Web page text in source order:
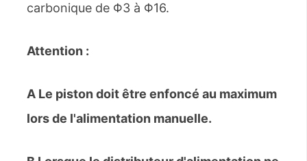
carbonique de Φ3 à Φ16.
Attention :
A Le piston doit être enfoncé au maximum
lors de l'alimentation manuelle.